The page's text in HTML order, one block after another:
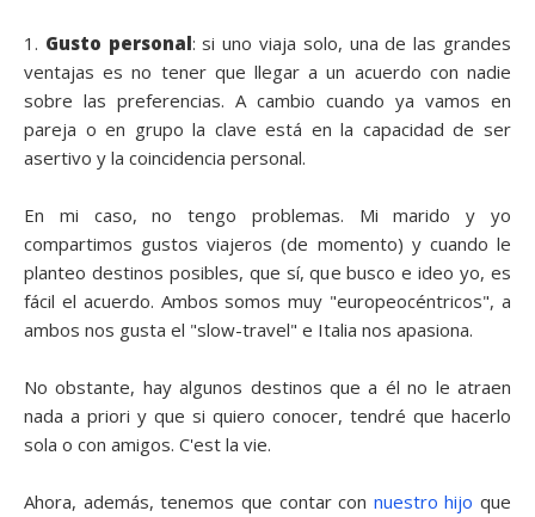
1. Gusto personal: si uno viaja solo, una de las grandes
ventajas es no tener que llegar a un acuerdo con nadie
sobre las preferencias. A cambio cuando ya vamos en
pareja o en grupo la clave está en la capacidad de ser
asertivo y la coincidencia personal.
En mi caso, no tengo problemas. Mi marido y yo
compartimos gustos viajeros (de momento) y cuando le
planteo destinos posibles, que sí, que busco e ideo yo, es
fácil el acuerdo. Ambos somos muy "europeocéntricos", a
ambos nos gusta el "slow-travel" e Italia nos apasiona.
No obstante, hay algunos destinos que a él no le atraen
nada a priori y que si quiero conocer, tendré que hacerlo
sola o con amigos. C'est la vie.
Ahora, además, tenemos que contar con nuestro hijo que